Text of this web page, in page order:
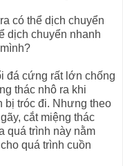
có thể dịch chuyển
dịch chuyển nhanh
đá cứng rất lớn chống
thác nhô ra khi
bị tróc đi. Nhưng theo
cắt miệng thác
quá trình này nằm
quá trình cuồn